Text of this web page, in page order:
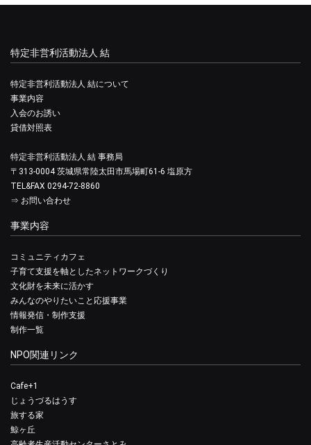
特定非営利活動法人 結
特定非営利活動法人 結について
事業内容
入会のお誘い
貸借対照表
特定非営利活動法人 結 事務局
〒313-0004 茨城県常陸太田市馬場町61-6 塩原方
TEL&FAX 0294-72-8860
⇒ お問い合わせ
事業内容
コミュニティカフェ
子育て支援を軸としたネットワークづくり
文化財を未来に活かす
みんなのやりたいこと応援事業
情報発信・制作支援
制作一覧
NPO関連リンク
Cafe+1
じょうづるはうす
旅する家
鯨ヶ丘